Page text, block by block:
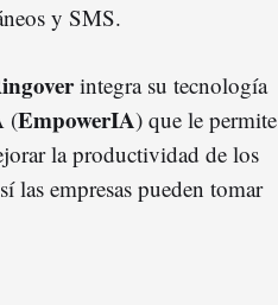
y SMS.
integra su tecnología
(EmpowerIA) que le permite
la productividad de los
las empresas pueden tomar